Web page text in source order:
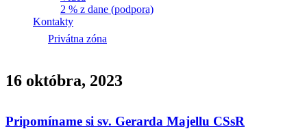
2 % z dane (podpora)
Kontakty
Privátna zóna
16 októbra, 2023
Pripomíname si sv. Gerarda Majellu CSsR